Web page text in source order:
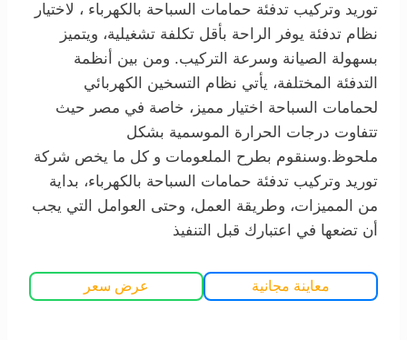
توريد وتركيب تدفئة حمامات السباحة بالكهرباء ، لاختيار
نظام تدفئة يوفر الراحة بأقل تكلفة تشغيلية، ويتميز
بسهولة الصيانة وسرعة التركيب. ومن بين أنظمة
التدفئة المختلفة، يأتي نظام التسخين الكهربائي
لحمامات السباحة اختيار مميز، خاصة في مصر حيث
تتفاوت درجات الحرارة الموسمية بشكل
ملحوظ.وسنقوم بطرح الملعومات و كل ما يخص شركة
توريد وتركيب تدفئة حمامات السباحة بالكهرباء، بداية
من المميزات، وطريقة العمل، وحتى العوامل التي يجب
أن تضعها في اعتبارك قبل التنفيذ
معاينة مجانية عرض سعر